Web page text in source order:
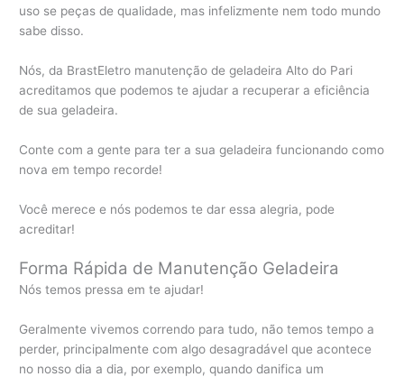
uso se peças de qualidade, mas infelizmente nem todo mundo
sabe disso.
Nós, da BrastEletro manutenção de geladeira Alto do Pari
acreditamos que podemos te ajudar a recuperar a eficiência
de sua geladeira.
Conte com a gente para ter a sua geladeira funcionando como
nova em tempo recorde!
Você merece e nós podemos te dar essa alegria, pode
acreditar!
Forma Rápida de Manutenção Geladeira
Nós temos pressa em te ajudar!
Geralmente vivemos correndo para tudo, não temos tempo a
perder, principalmente com algo desagradável que acontece
no nosso dia a dia, por exemplo, quando danifica um